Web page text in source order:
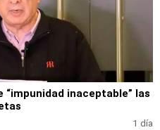
inaceptable” las
1 día